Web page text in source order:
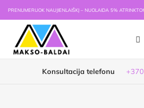
PRENUMERUOK NAUJIENLAIŠKĮ – NUOLAIDA 5%
Konsultacija telefonu